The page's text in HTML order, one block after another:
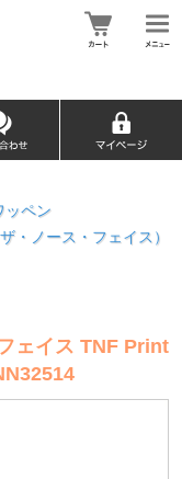
ッペン
・ノース・フェイス）
ェイス TNF Print